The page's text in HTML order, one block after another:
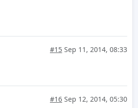
#15 Sep 11, 2014, 08:33
#16 Sep 12, 2014, 05:30